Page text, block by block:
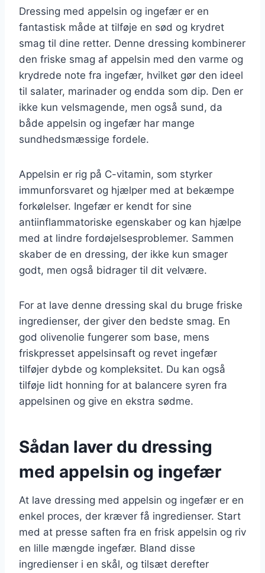
Dressing med appelsin og ingefær er en
fantastisk måde at tilføje en sød og krydret
smag til dine retter. Denne dressing kombinerer
den friske smag af appelsin med den varme og
krydrede note fra ingefær, hvilket gør den ideel
til salater, marinader og endda som dip. Den er
ikke kun velsmagende, men også sund, da
både appelsin og ingefær har mange
sundhedsmæssige fordele.
Appelsin er rig på C-vitamin, som styrker
immunforsvaret og hjælper med at bekæmpe
forkølelser. Ingefær er kendt for sine
antiinflammatoriske egenskaber og kan hjælpe
med at lindre fordøjelsesproblemer. Sammen
skaber de en dressing, der ikke kun smager
godt, men også bidrager til dit velvære.
For at lave denne dressing skal du bruge friske
ingredienser, der giver den bedste smag. En
god olivenolie fungerer som base, mens
friskpresset appelsinsaft og revet ingefær
tilføjer dybde og kompleksitet. Du kan også
tilføje lidt honning for at balancere syren fra
appelsinen og give en ekstra sødme.
Sådan laver du dressing
med appelsin og ingefær
At lave dressing med appelsin og ingefær er en
enkel proces, der kræver få ingredienser. Start
med at presse saften fra en frisk appelsin og riv
en lille mængde ingefær. Bland disse
ingredienser i en skål, og tilsæt derefter